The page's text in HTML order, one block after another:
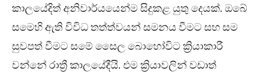
කාලයේදිත් අනිවාර්යයෙන්ම සිදුකළ යුතු දෙයක්. ඔබේ
සමෙහි ඇති විවිධ තත්ත්වයන් සමනය වීමට සහ සම
සුවපත් වීමට සමේ සෛල බොහෝවිට ක්‍රියාකාරී
වන්නේ රාත්‍රී කාලයේදීයි. එම ක්‍රියාවලින් වඩාත්